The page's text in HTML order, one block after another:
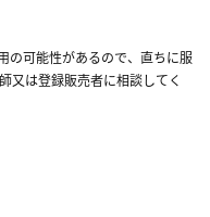
の可能性があるので、直ちに服
又は登録販売者に相談してく